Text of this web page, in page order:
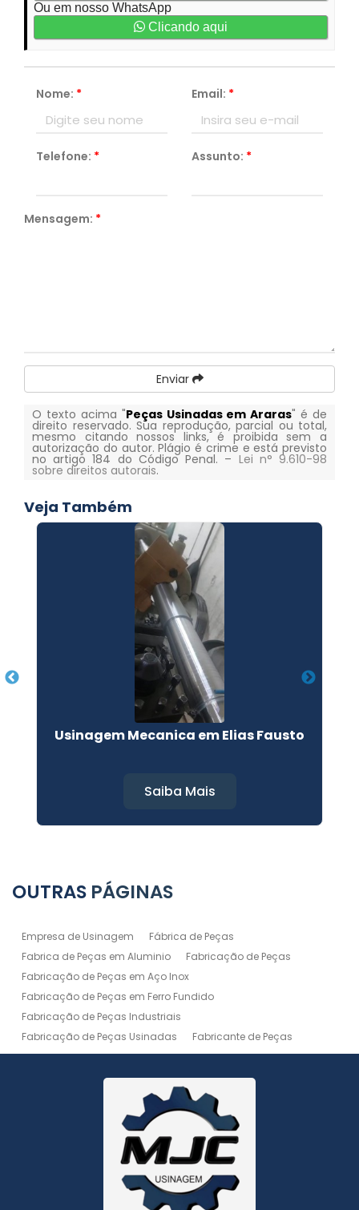
Ou em nosso WhatsApp
Clicando aqui
Nome: * Email: *
Telefone: * Assunto: *
Mensagem: *
Enviar
O texto acima "Peças Usinadas em Araras" é de
direito reservado. Sua reprodução, parcial ou total,
mesmo citando nossos links, é proibida sem a
autorização do autor. Plágio é crime e está previsto
no artigo 184 do Código Penal. – Lei n° 9.610-98
sobre direitos autorais.
Veja Também
Usinagem Mecanica em Elias Fausto
Saiba Mais
OUTRAS PÁGINAS
Empresa de Usinagem
Fábrica de Peças
Fabrica de Peças em Aluminio
Fabricação de Peças
Fabricação de Peças em Aço Inox
Fabricação de Peças em Ferro Fundido
Fabricação de Peças Industriais
Fabricação de Peças Usinadas
Fabricante de Peças
Fabricante de Peças de Máquinas
Manutenção de Máquina
Peças Usinadas
Serviço de Soldagem
Serviço de Usinagem
Serviço de Usinagem Pesada
Serviços de Usinagem CNC
Serviços de Usinagem de Peças
Serviços de Usinagem Tornearia e Solda
Usinagem
Usinagem Aluminio